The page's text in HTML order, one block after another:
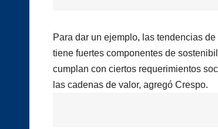
Para dar un ejemplo, las tendencias
tiene fuertes componentes de
cumplan con ciertos requerimientos
las cadenas de valor, agregó Crespo.